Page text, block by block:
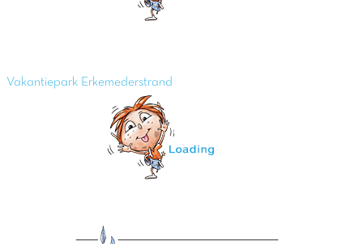
Vakantiepark Erkemederstrand